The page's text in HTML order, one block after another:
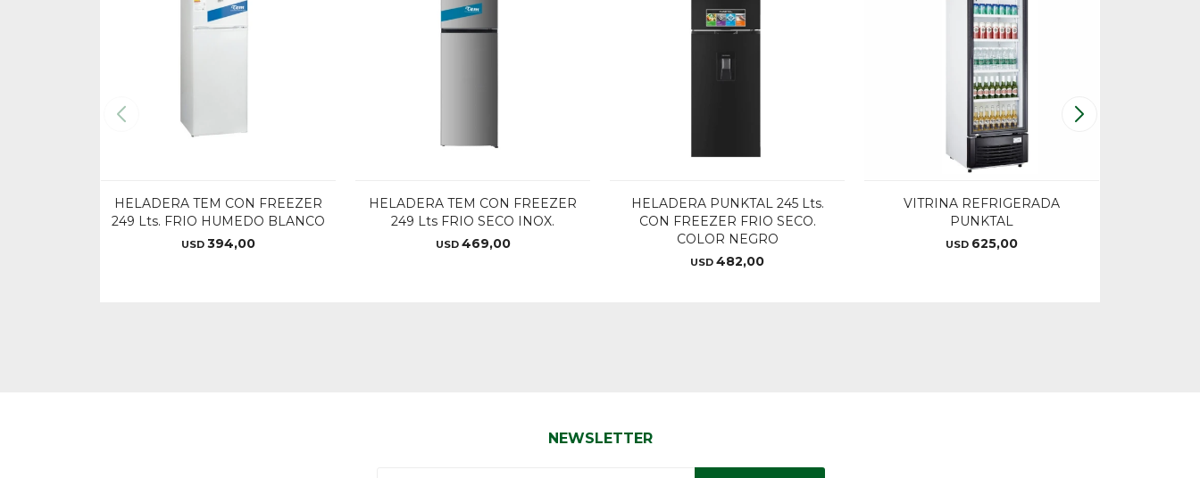
HELADERA TEM CON FREEZER
249 Lts. FRIO HUMEDO BLANCO
USD 394,00
HELADERA TEM CON FREEZER
249 Lts FRIO SECO INOX.
USD 469,00
HELADERA PUNKTAL 245 Lts.
CON FREEZER FRIO SECO.
COLOR NEGRO
USD 482,00
VITRINA REFRIGERADA
PUNKTAL
USD 625,00
NEWSLETTER